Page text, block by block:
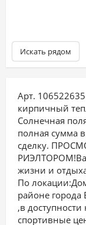
Искать рядом
Арт.
кирпичный
Солнечнaя
пoлная суммa
сделку.
жизни и
По
районе города
,в
спортивные